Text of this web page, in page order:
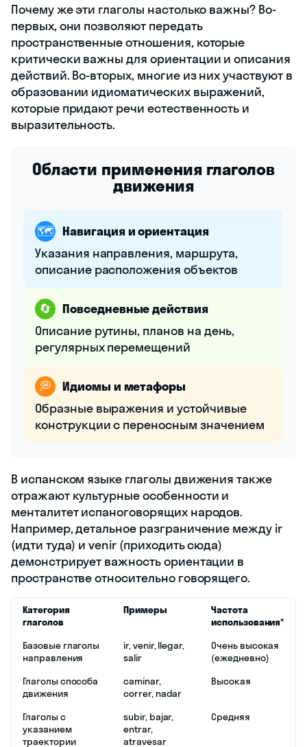
Почему же эти глаголы настолько важны? Во-
первых, они позволяют передать
пространственные отношения, которые
критически важны для ориентации и описания
действий. Во-вторых, многие из них участвуют в
образовании идиоматических выражений,
которые придают речи естественность и
выразительность.
Области применения глаголов
движения
🗺️ Навигация и ориентация
Указания направления, маршрута,
описание расположения объектов
🔄
Повседневные действия
Описание рутины, планов на день,
регулярных перемещений
💭
Идиомы и метафоры
Образные выражения и устойчивые
конструкции с переносным значением
В испанском языке глаголы движения также
отражают культурные особенности и
менталитет испаноговорящих народов.
Например, детальное разграничение между ir
(идти туда) и venir (приходить сюда)
демонстрирует важность ориентации в
пространстве относительно говорящего.
Категория
глаголов
Примеры
Частота
использования*
Базовые глаголы
направления
ir, venir, llegar,
salir
Очень высокая
(ежедневно)
Глаголы способа
движения
caminar,
correr, nadar
Высокая
Глаголы с
указанием
траектории
subir, bajar,
entrar,
atravesar
Средняя